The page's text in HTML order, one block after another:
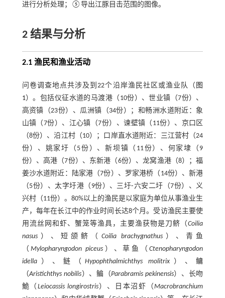
进行分析处理；⑤导出江豚目击范围的图像。
2 结果与分析
2.1 渔民和渔业活动
问卷调查地点共涉及到22个沿岸渔民社区或渔业队（ 图
1）。包括仪征水道的马渡港（10份）、世业镇（7份）、
高资镇（23份）、瓜洲镇（34份）；和畅洲水道附近：象
山镇（7份）、江心镇（7份）、谏壁镇（11份）、京口区
（8份）、沿江村（10）；口岸直水道附近：三江营村（24
份）、姚家圩（5份）、新坝镇（11份）、何家埭（9
份）、高港（7份）、东新港（6份）、龙窝渔港（8）；福
姜沙水道附近：陆家港（7份）、罗家港桥（14份）、新港
（5份）、太字圩港（9份）、三圩⁃六安二圩（7份）、义
兴村（11份）。80%以上的渔民是以家庭为单位从事渔业生
产，每年在长江中的作业时间长达8个月。受访渔民主要使
用流丝网和虾、蟹笼等渔具，主要渔获物是刀鲚（Coilia
nasus）、短颌鲚（ Coilia brachygnathus）、青鱼
（Mylopharyngodon piceus ）、草鱼（Ctenopharyngodon
idella）、鲢（Hypophthalmichthys molitrix ）、鳙
（Aristichthys nobilis）、鳊（Parabramis pekinensis）、长吻
鮠（Leiocassis longirostris）、日本沼虾（Macrobranchium